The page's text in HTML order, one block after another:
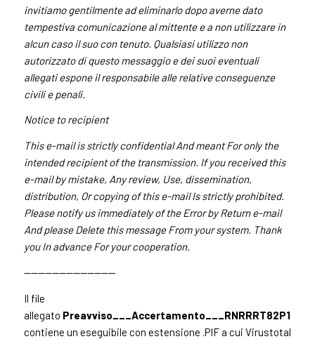
invitiamo gentilmente ad eliminarlo dopo averne dato
tempestiva comunicazione al mittente e a non utilizzare in
alcun caso il suo con tenuto. Qualsiasi utilizzo non
autorizzato di questo messaggio e dei suoi eventuali
allegati espone il responsabile alle relative conseguenze
civili e penali.
Notice to recipient
This e-mail is strictly confidential And meant For only the
intended recipient of the transmission. If you received this
e-mail by mistake, Any review, Use, dissemination,
distribution, Or copying of this e-mail Is strictly prohibited.
Please notify us immediately of the Error by Return e-mail
And please Delete this message From your system. Thank
you In advance For your cooperation.
—————————————
Il file
allegato
contiene un eseguibile con estensione .PIF a cui Virustotal